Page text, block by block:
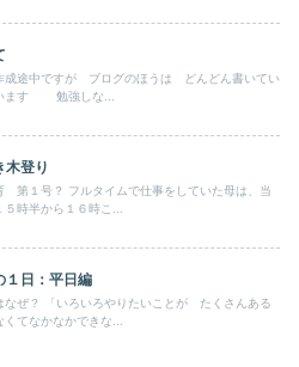
成途中ですが ブログのほうは どんどん書いてい
ます 勉強しな...
木登り
第１号？ フルタイムで仕事をしていた母は、当
時半から１６時こ...
１日：平日編
なぜ？ 「いろいろやりたいことが たくさんある
てなかなかできな...